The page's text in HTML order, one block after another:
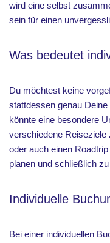
wird eine selbst
sein für einen
Was bedeutet
Du möchtest keine
stattdessen genau
könnte eine besondere
verschiedene Reiseziele
oder auch einen
planen und schließlich
Individuelle
Bei einer individuellen